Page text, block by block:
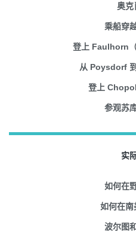
奥克
乘船穿
登上 Faulhorn（
从 Poysdorf
登上
参观苏
实
如何在
如何在南
波尔图